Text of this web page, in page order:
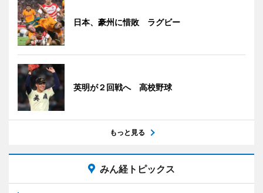
日本、豪州に惜敗 ラグビー
英明が２回戦へ 高校野球
もっと見る
みん経トピックス